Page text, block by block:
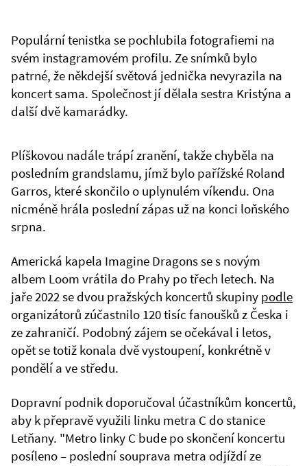
Populární tenistka se pochlubila fotografiemi na
svém instagramovém profilu. Ze snímků bylo
patrné, že někdejší světová jednička nevyrazila na
koncert sama. Společnost jí dělala sestra Kristýna a
další dvě kamarádky.
Plíškovou nadále trápí zranění, takže chyběla na
posledním grandslamu, jímž bylo pařížské Roland
Garros, které skončilo o uplynulém víkendu. Ona
nicméně hrála poslední zápas už na konci loňského
srpna.
Americká kapela Imagine Dragons se s novým
albem Loom vrátila do Prahy po třech letech. Na
jaře 2022 se dvou pražských koncertů skupiny podle
organizátorů zúčastnilo 120 tisíc fanoušků z Česka i
ze zahraničí. Podobný zájem se očekával i letos,
opět se totiž konala dvě vystoupení, konkrétně v
pondělí a ve středu.
Dopravní podnik doporučoval účastníkům koncertů,
aby k přepravě využili linku metra C do stanice
Letňany. "Metro linky C bude po skončení koncertu
posíleno – poslední souprava metra odjíždí ze